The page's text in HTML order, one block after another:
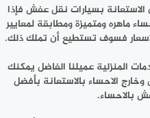
بسيارات نقل عفش فإذا
ماهره ومتميزة ومطابقة لمعايير
فسوف تستطيع أن تملك ذلك.
المنزلية عميلنا الفاضل يمكنك
الاحساء بالاستعانة بأفضل
بالاحساء.